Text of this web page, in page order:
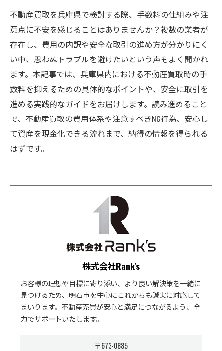
不動産買取を兵庫県で検討する際、手数料の仕組みや注
意点に不安を感じることはありませんか？複数の業者が
存在し、費用の内訳や安全な取引の進め方が分かりにく
い中、思わぬトラブルを避けたいという声もよく聞かれ
ます。本記事では、兵庫県内における不動産買取時の手
数料を抑えるための具体的なポイントや、安全に取引を
進める実践的なガイドをお届けします。読み進めること
で、不動産買取の費用体系や注意すべきNG行為、安心し
て資産を現金化できる流れまで、納得の情報を得られる
はずです。
株式会社Rank's
お客様の理想や目標に寄り添い、より良い解決策を一緒に
見つけるため、明石市を中心にこれからも誠実に対応して
まいります。不動産売買が安心と満足につながるよう、全
力でサポートいたします。
〒673-0885